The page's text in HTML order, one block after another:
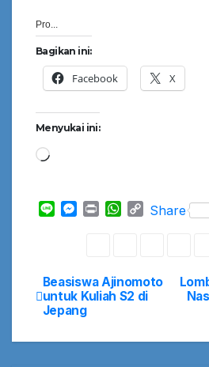
Pro...
Bagikan ini:
Facebook X
Menyukai ini:
Memuat...
M
n
g
e
W
A
p
C
i
n
Share
Navigasi
pos
Beasiswa Ajinomoto
untuk Kuliah S2 di
Jepang